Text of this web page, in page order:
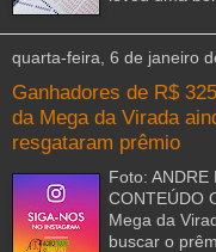
quarta-feira, 6 de janeiro
Ganhadores de R$
da Mega da Virada
resgataram prêmio
Foto: ANDRE
CONTEÚDO
Mega da
buscar o